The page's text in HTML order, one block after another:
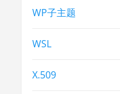
WP子主题
WSL
X.509